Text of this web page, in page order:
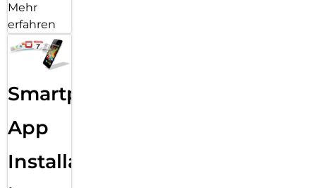
Mehr
erfahren
Smartphone
App
Installation